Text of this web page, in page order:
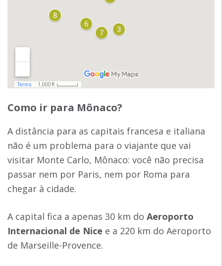
Como ir para Mônaco?
A distância para as capitais francesa e italiana
não é um problema para o viajante que vai
visitar Monte Carlo, Mônaco: você não precisa
passar nem por Paris, nem por Roma para
chegar à cidade.
A capital fica a apenas 30 km do Aeroporto
Internacional de Nice e a 220 km do Aeroporto
de Marseille-Provence.